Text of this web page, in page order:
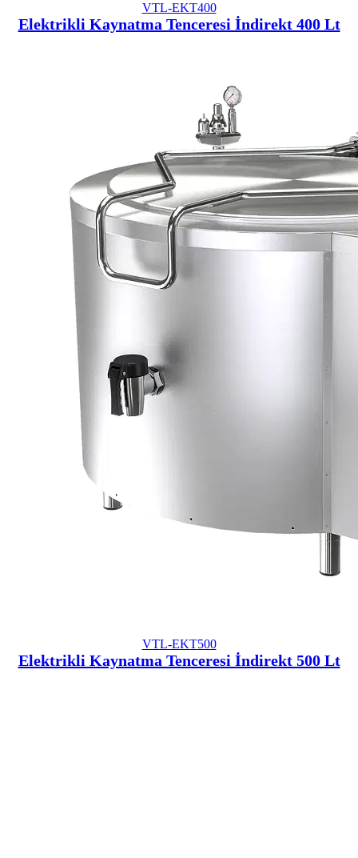
VTL-EKT400
Elektrikli Kaynatma Tenceresi İndirekt 400 Lt
VTL-EKT500
Elektrikli Kaynatma Tenceresi İndirekt 500 Lt